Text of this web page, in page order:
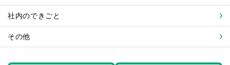
社内のできごと
その他